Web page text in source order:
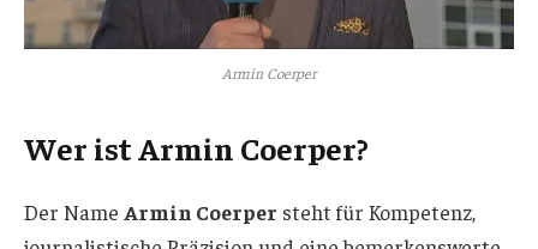
Armin Coerper
Wer ist Armin Coerper?
Der Name Armin Coerper steht für Kompetenz,